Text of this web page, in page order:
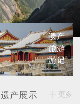
遗产
旅游
游记
遗产展示 更多